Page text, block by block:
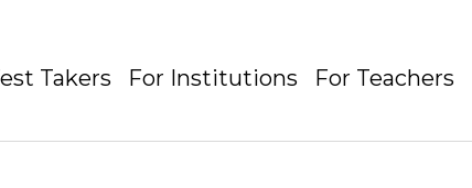
Takers For Institutions For Teachers